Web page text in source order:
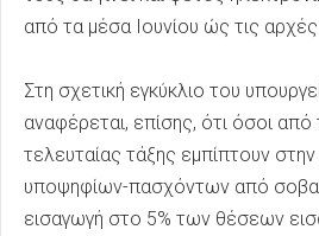
από τα μέσα Ιουνίου ώς τις αρχές
Στη σχετική εγκύκλιο του
αναφέρεται, επίσης, ότι όσοι
τελευταίας τάξης εμπίπτουν
υποψηφίων-πασχόντων από
εισαγωγή στο 5% των θέσεων